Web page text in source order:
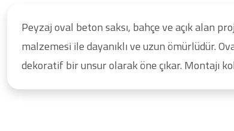
Peyzaj oval beton saksı, bahçe ve açık alan
malzemesi ile dayanıklı ve uzun ömürlüdür.
dekoratif bir unsur olarak öne çıkar. Montajı